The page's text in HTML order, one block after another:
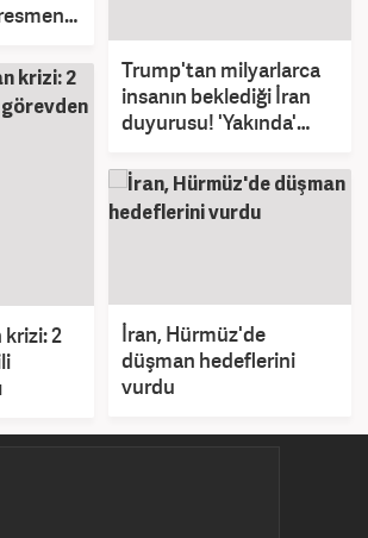
Trump'tan milyarlarca
insanın beklediği İran
duyurusu! 'Yakında'
2
İran, Hürmüz'de
düşman hedeflerini
vurdu